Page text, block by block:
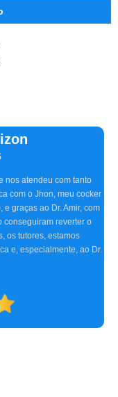
o Ozzy, ficava com o olho
na primeira consulta,
e realizamos dois
O atendimento e
consulta até o pós-
e qualquer